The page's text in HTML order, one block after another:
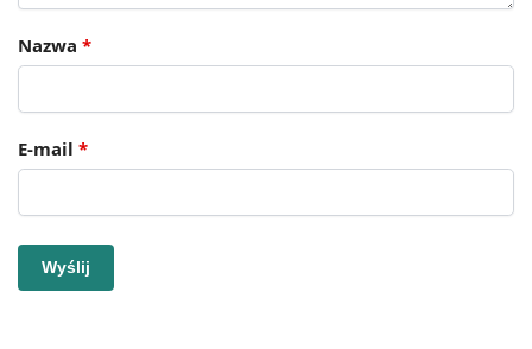
Nazwa *
E-mail *